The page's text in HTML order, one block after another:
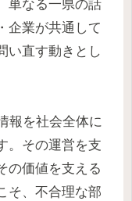
単なる一県の話
企業が共通して
い直す動きとし
報を社会全体に
。その運営を支
の価値を支える
そ、不合理な部